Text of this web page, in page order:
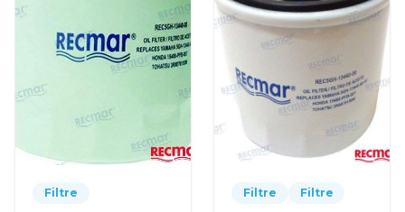
Filtre Filtre Filtre